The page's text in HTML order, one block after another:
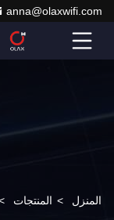
anna@olaxwifi.com
المنزل > المنتجات